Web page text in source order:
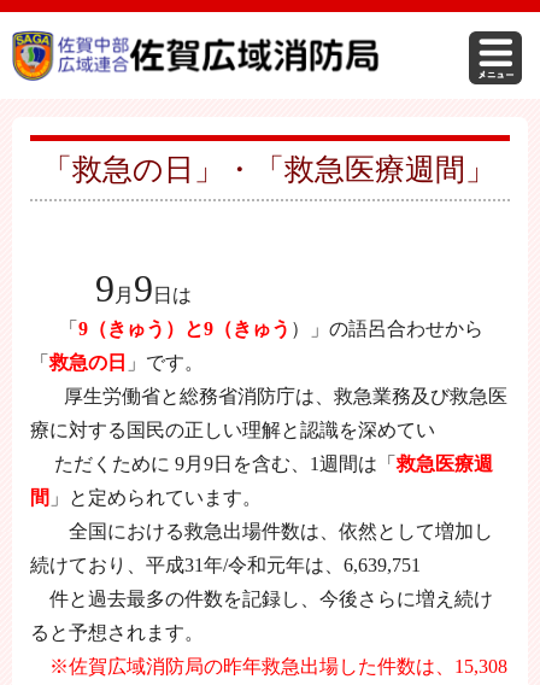
「救急の日」・「救急医療週間」
9 月 9 日は
「 9（きゅう）と9（きゅう ）」の語呂合わせから
「救急の日 」です。
厚生労働省と総務省消防庁は、救急業務及び救急医
療に対する国民の正しい理解と認識を深めてい
ただくために 9月9日を含む、1週間は「救急医療週
間 」と定められています。
全国における救急出場件数は、依然として増加し
続けており、平成31年/令和元年は、6,639,751
件と過去最多の件数を記録し、今後さらに増え続け
ると予想されます。
※佐賀広域消防局の昨年救急出場した件数は、15,308